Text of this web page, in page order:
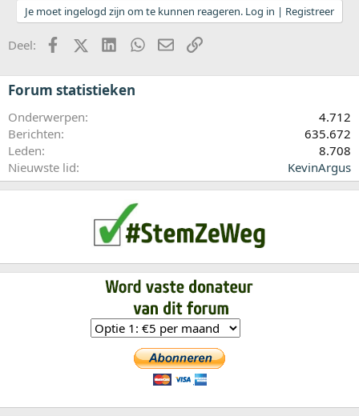
Je moet ingelogd zijn om te kunnen reageren. Log in | Registreer
Deel: FacebookX (Twitter)LinkedInWhatsApp
E-mailkoppeling
Forum statistieken
Onderwerpen
4.712
Berichten
635.672
Leden
8.708
Nieuwste lid
KevinArgus